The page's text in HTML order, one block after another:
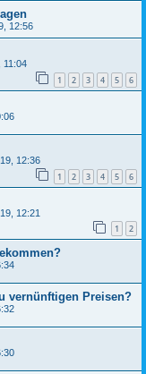
12:56
11:04
1 2 3 4 5 6
12:36
1 2 3 4 5 6
12:21
1 2
vernünftigen Preisen?